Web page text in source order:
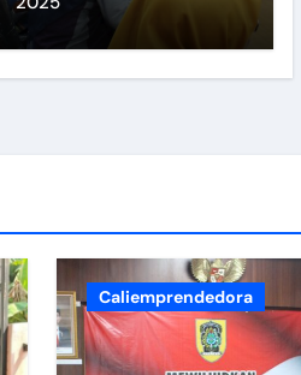
dan Tahun Baru 2025
2025 di Gedung SKB Cawas
Caliemprendedora